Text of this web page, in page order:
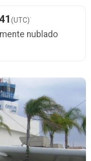
(UTC)·
nublado